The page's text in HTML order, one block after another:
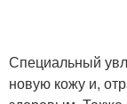
Специальный
новую кожу и,